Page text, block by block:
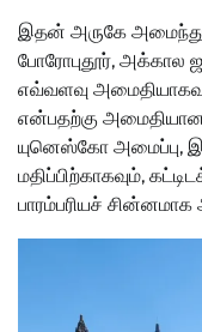
இதன் அருகே
போரோபுதூர், அக்கால
எவ்வளவு
என்பதற்கு அமைதியான
யுனெஸ்கோ அமைப்பு,
மதிப்பிற்காகவும்,
பாரம்பரியச் சின்னமாக